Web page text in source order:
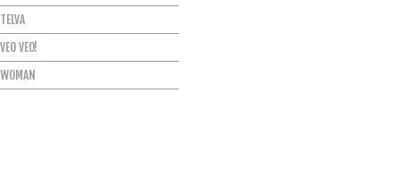
TELVA
VEO VEO!
WOMAN